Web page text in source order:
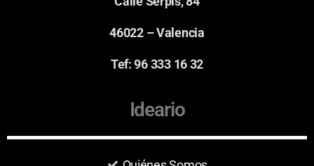
46022 – Valencia
Tef: 96 333 16 32
Ideario